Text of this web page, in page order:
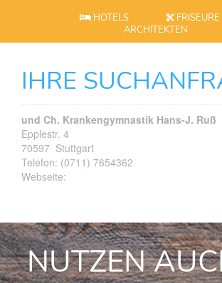
HOTELS
FRISEURE
ARCHITEKTEN
IHRE
und Ch. Krankengymnastik Hans-J. Ruß
Epplestr. 4
70597 Stuttgart
Telefon: (0711) 7654362
Webseite:
NUTZEN